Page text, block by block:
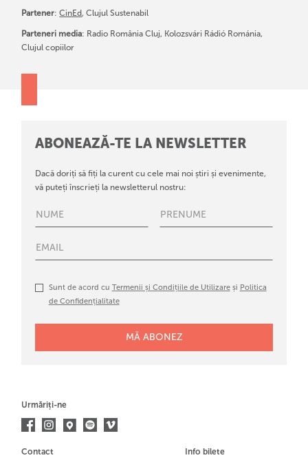
Partener:CinEd, Clujul Sustenabil
Parteneri media: Radio România Cluj, Kolozsvári Rádió Románia,
Clujul copiilor
ABONEAZĂ-TE LA NEWSLETTER
Dacă doriți să fiți la curent cu cele mai noi știri și evenimente,
vă puteți înscrieți la newsletterul nostru:
Sunt de acord cu Termenii și Condițiile de Utilizareși Politica
de Confidențialitate
Urmăriți-ne
Contact Info bilete